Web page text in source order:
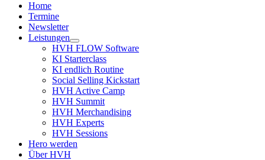
Home
Termine
Newsletter
Leistungen
HVH FLOW Software
KI Starterclass
KI endlich Routine
Social Selling Kickstart
HVH Active Camp
HVH Summit
HVH Merchandising
HVH Experts
HVH Sessions
Hero werden
Über HVH